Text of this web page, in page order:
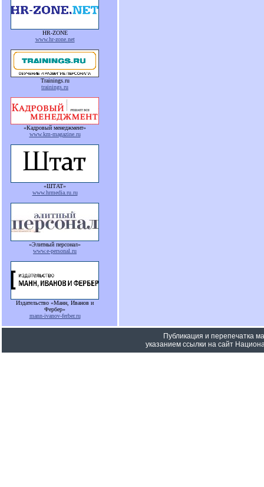
HR-ZONE
www.hr-zone.net
Trainings.ru
trainings.ru
«Кадровый менеджмент»
www.km-magazine.ru
«ШТАТ»
www.hrmedia.ru.ru
«Элитный персонал»
www.e-personal.ru
Издательство «Манн, Иванов и
Фербер»
mann-ivanov-ferber.ru
Публикация и перепечатка
указанием ссылки на сайт